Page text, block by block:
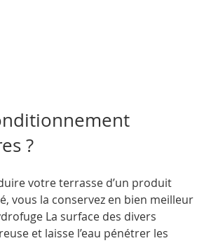
?
votre terrasse d’un produit
vous la conservez en bien meilleur
La surface des divers
et laisse l’eau pénétrer les